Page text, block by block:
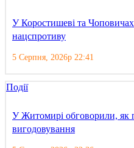
У Коростишеві та
нацспротиву
5 Серпня, 2026р 22:41
Події
У Житомирі обговорили, як
вигодовування